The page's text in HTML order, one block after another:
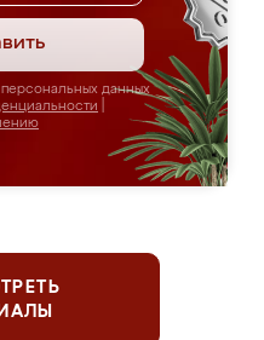
данных